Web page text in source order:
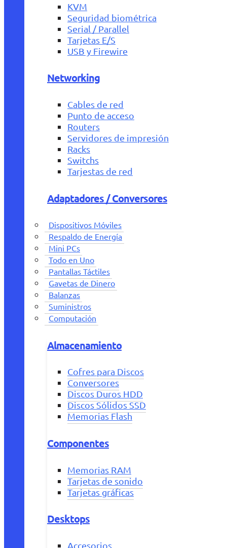
KVM
Seguridad biométrica
Serial / Parallel
Tarjetas E/S
USB y Firewire
Networking
Cables de red
Punto de acceso
Routers
Servidores de impresión
Racks
Switchs
Tarjestas de red
Adaptadores / Conversores
Dispositivos Móviles
Respaldo de Energía
Mini PCs
Todo en Uno
Pantallas Táctiles
Gavetas de Dinero
Balanzas
Suministros
Computación
Almacenamiento
Cofres para Discos
Conversores
Discos Duros HDD
Discos Sólidos SSD
Memorias Flash
Componentes
Memorias RAM
Tarjetas de sonido
Tarjetas gráficas
Desktops
Accesorios